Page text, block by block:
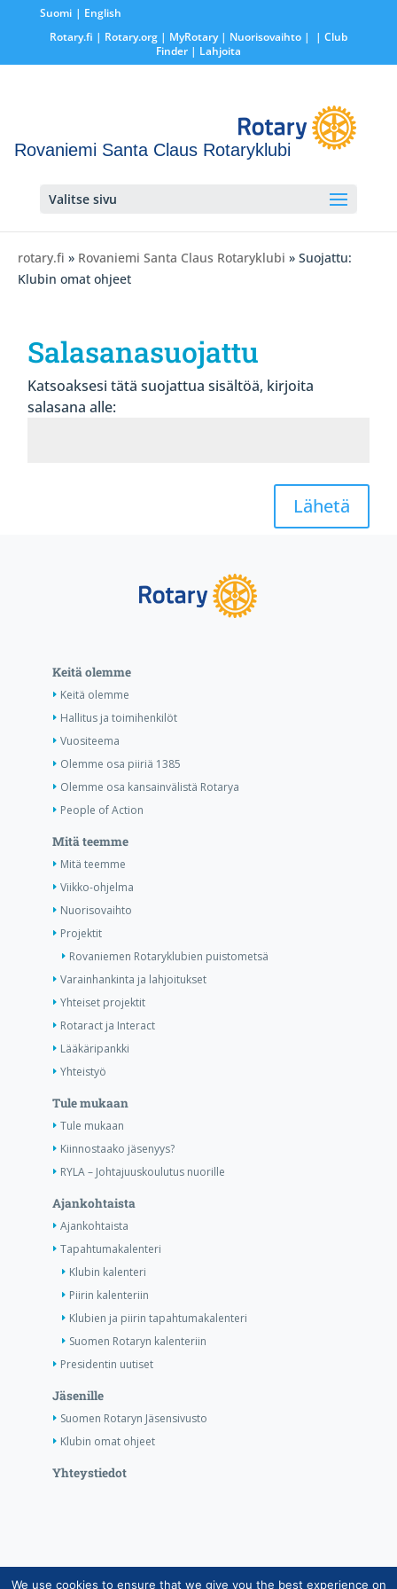
Suomi
English
Rotary.fi | Rotary.org| MyRotary | Nuorisovaihto|
| Club
Finder| Lahjoita
Rovaniemi Santa Claus Rotaryklubi
Valitse sivu
rotary.fi » Rovaniemi Santa Claus Rotaryklubi » Suojattu:
Klubin omat ohjeet
Salasanasuojattu
Katsoaksesi tätä suojattua sisältöä, kirjoita
salasana alle:
Lähetä
Keitä olemme
Keitä olemme
Hallitus ja toimihenkilöt
Vuositeema
Olemme osa piiriä 1385
Olemme osa kansainvälistä Rotarya
People of Action
Mitä teemme
Mitä teemme
Viikko-ohjelma
Nuorisovaihto
Projektit
Rovaniemen Rotaryklubien puistometsä
Varainhankinta ja lahjoitukset
Yhteiset projektit
Rotaract ja Interact
Lääkäripankki
Yhteistyö
Tule mukaan
Tule mukaan
Kiinnostaako jäsenyys?
RYLA – Johtajuuskoulutus nuorille
Ajankohtaista
Ajankohtaista
Tapahtumakalenteri
Klubin kalenteri
Piirin kalenteriin
Klubien ja piirin tapahtumakalenteri
Suomen Rotaryn kalenteriin
Presidentin uutiset
Jäsenille
Suomen Rotaryn Jäsensivusto
Klubin omat ohjeet
Yhteystiedot
We use cookies to ensure that we give you the best experience on